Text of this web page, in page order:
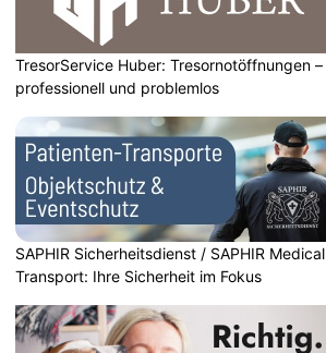
TresorService Huber: Tresornotöffnungen –
professionell und problemlos
SAPHIR Sicherheitsdienst / SAPHIR Medical
Transport: Ihre Sicherheit im Fokus